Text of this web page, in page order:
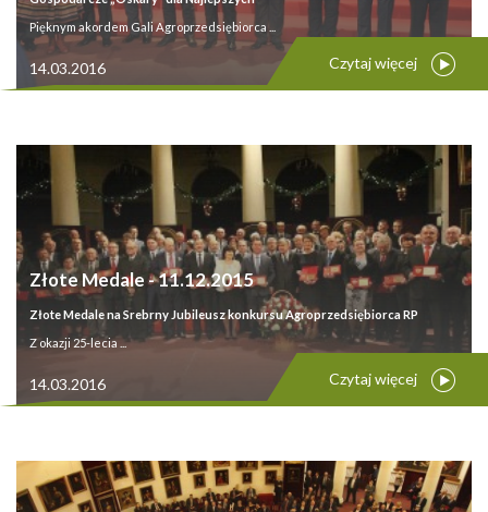
Pięknym akordem Gali Agroprzedsiębiorca ...
14.03.2016 Czytaj więcej
Złote Medale - 11.12.2015
Złote Medale na Srebrny Jubileusz konkursu Agroprzedsiębiorca RP
Z okazji 25-lecia ...
14.03.2016 Czytaj więcej